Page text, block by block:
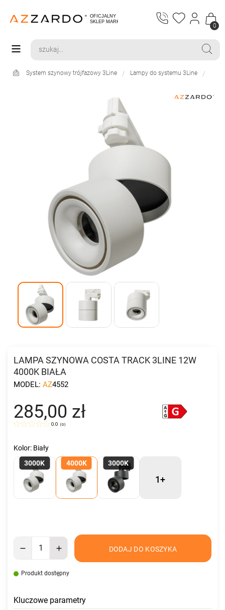
0
System szynowy trójfazowy 3Line Lampy do systemu 3Line
LAMPA SZYNOWA COSTA TRACK 3LINE 12W
4000K BIAŁA
MODEL: AZ4552
285,00 zł
0.0 (0)
Kolor: Biały
3000K
4000K 3000K
1+
DODAJ DO KOSZYKA
Produkt dostępny
Kluczowe parametry